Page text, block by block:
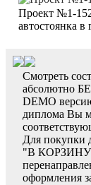
Проект №1-
автостоянка в
Смотреть
абсолютно
DEMO
диплома Вы
Для покупки
"В КОРЗИНУ",
оформления